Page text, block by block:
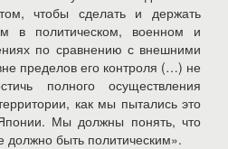
чтобы сделать и держать
в политическом, военном и
по сравнению с внешними
пределов его контроля (…) не
полного осуществления
как мы пытались это
Мы должны понять, что
должно быть политическим».